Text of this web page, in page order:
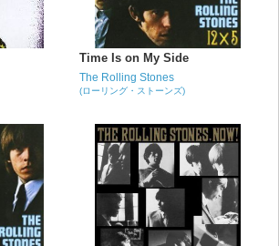
Time Is on My Side
The Rolling Stones
(ローリング・ストーンズ)